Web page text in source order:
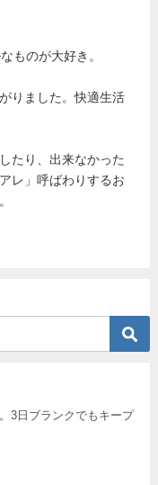
ものが大好き。
りました。快適生活
たり、出来なかった
レ」呼ばわりするお
3日ブランクでもキープ